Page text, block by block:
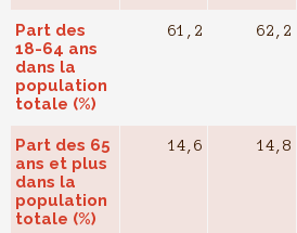
Part des
18-64 ans
dans la
population
totale (%)
61,2 62,2
Part des 65
ans et plus
dans la
population
totale (%)
14,6 14,8